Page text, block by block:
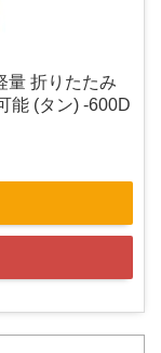
量 折りたたみ
能 (タン) -600D